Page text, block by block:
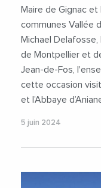
Maire de Gignac
communes Vallée
Michael
de Montpellier et
Jean-de-Fos,
cette occasion
et l’Abbaye
5 juin 2024